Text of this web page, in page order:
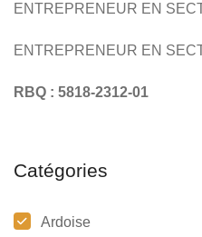
ENTREPRENEUR EN
ENTREPRENEUR EN
RBQ : 5818-2312-01
Catégories
Ardoise